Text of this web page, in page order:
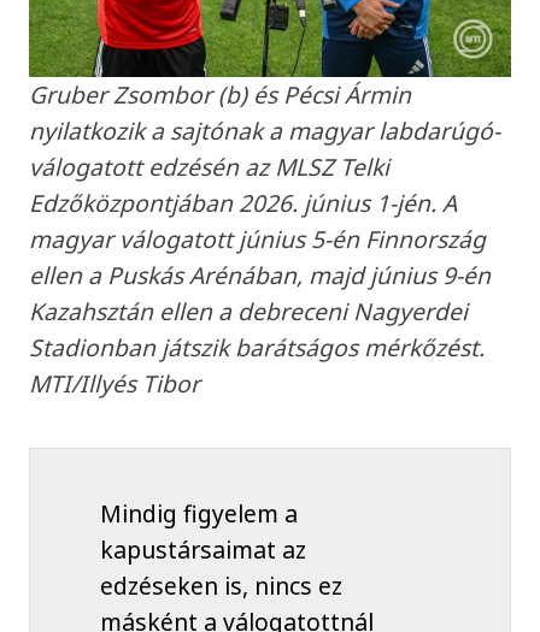
Gruber Zsombor (b) és Pécsi Ármin
nyilatkozik a sajtónak a magyar labdarúgó-
válogatott edzésén az MLSZ Telki
Edzőközpontjában 2026. június 1-jén. A
magyar válogatott június 5-én Finnország
ellen a Puskás Arénában, majd június 9-én
Kazahsztán ellen a debreceni Nagyerdei
Stadionban játszik barátságos mérkőzést.
MTI/Illyés Tibor
Mindig figyelem a
kapustársaimat az
edzéseken is, nincs ez
másként a válogatottnál